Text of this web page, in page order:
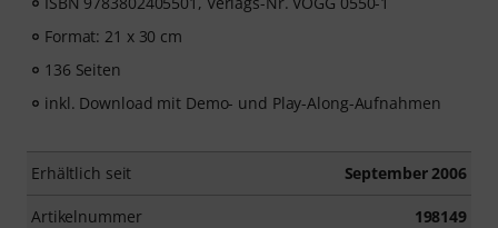
Format: 21 x 30 cm
136 Seiten
inkl. Download mit Demo- und Play-Along-Aufnahmen
Erhältlich seit September 2006
Artikelnummer 198149